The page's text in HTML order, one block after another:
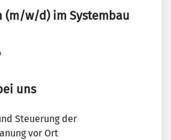
(m/w/d) im Systembau
uns
Steuerung der
vor Ort